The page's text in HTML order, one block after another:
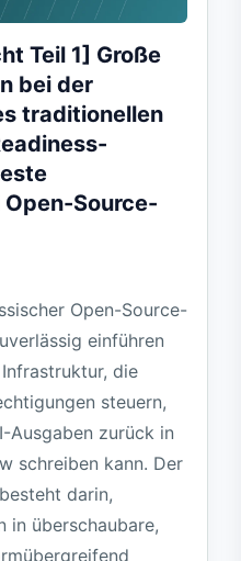
Teil 1] Große
bei der
traditionellen
Source-
Open-Source-
einführen
die
steuern,
Ausgaben zurück in
schreiben kann. Der
darin,
in überschaubare,